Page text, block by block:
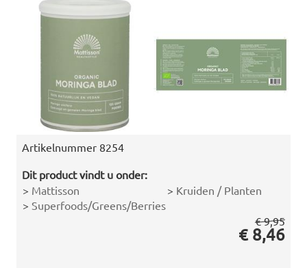
Artikelnummer 8254
Dit product vindt u onder:
> Mattisson > Kruiden / Planten
> Superfoods/Greens/Berries
€ 9,95
€ 8,46